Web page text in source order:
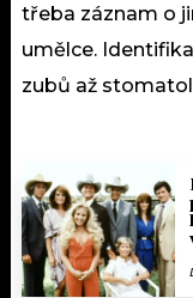
třeba záznam o
umělce.
zubů až